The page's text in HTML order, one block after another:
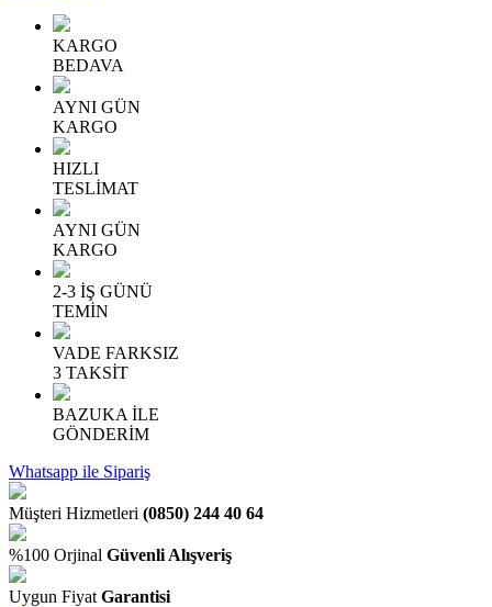
KARGO
BEDAVA
AYNI GÜN
KARGO
HIZLI
TESLİMAT
AYNI GÜN
KARGO
2-3 İŞ GÜNÜ
TEMİN
VADE FARKSIZ
3 TAKSİT
BAZUKA İLE
GÖNDERİM
Whatsapp ile Sipariş
Müşteri Hizmetleri (0850) 244 40 64
%100 Orjinal Güvenli Alışveriş
Uygun Fiyat Garantisi